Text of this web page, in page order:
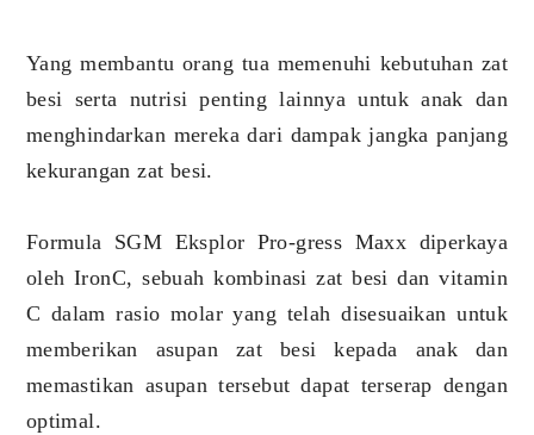
Yang membantu orang tua memenuhi kebutuhan zat
besi serta nutrisi penting lainnya untuk anak dan
menghindarkan mereka dari dampak jangka panjang
kekurangan zat besi.
Formula SGM Eksplor Pro-gress Maxx diperkaya
oleh IronC, sebuah kombinasi zat besi dan vitamin
C dalam rasio molar yang telah disesuaikan untuk
memberikan asupan zat besi kepada anak dan
memastikan asupan tersebut dapat terserap dengan
optimal.